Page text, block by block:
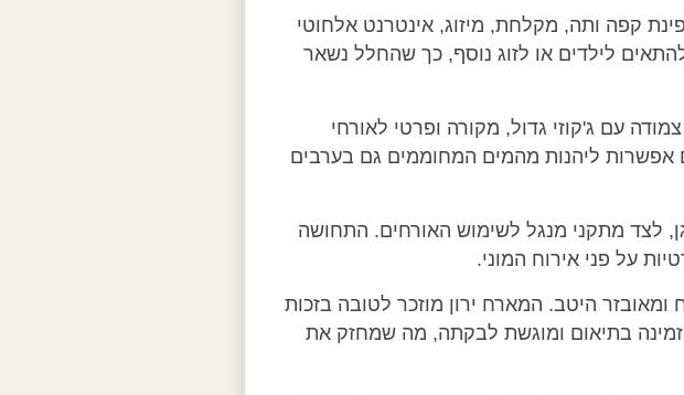
קפה ותה, מקלחת, מיזוג, אינטרנט אלחוטי
לילדים או לזוג נוסף, כך שהחלל נשאר
עם ג'קוזי גדול, מקורה ופרטי לאורחי
אפשרות ליהנות מהמים המחוממים גם בערבים
לצד מתקני מנגל לשימוש האורחים. התחושה
על פני אירוח המוני.
היטב. המארח ירון מוזכר לטובה בזכות
זמינה בתיאום ומוגשת לבקתה, מה שמחזק את